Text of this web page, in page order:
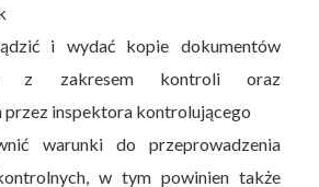
i wydać kopie dokumentów
z zakresem kontroli oraz
przez inspektora kontrolującego
warunki do przeprowadzenia
w tym powinien także